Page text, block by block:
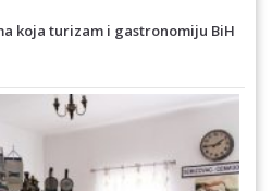
koja turizam i gastronomiju BiH